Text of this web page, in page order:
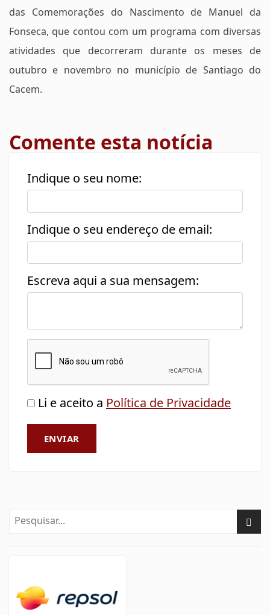
das Comemorações do Nascimento de Manuel da
Fonseca, que contou com um programa com diversas
atividades que decorreram durante os meses de
outubro e novembro no município de Santiago do
Cacem.
Comente esta notícia
Indique o seu nome:
Indique o seu endereço de email:
Escreva aqui a sua mensagem:
Li e aceito a Política de Privacidade
ENVIAR